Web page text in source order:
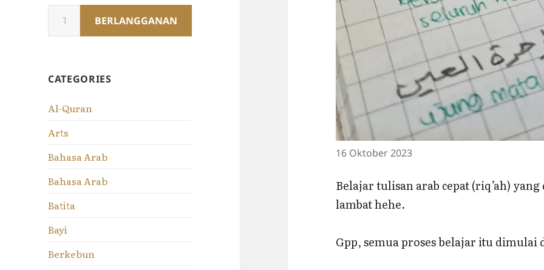
your
email…
BERLANGGANAN
CATEGORIES
Al-Quran
Arts
Bahasa Arab
Bahasa Arab
Batita
Bayi
Berkebun
16 Oktober 2023
Belajar tulisan arab cepat (riq’ah)
lambat hehe.
Gpp, semua proses belajar itu dimulai